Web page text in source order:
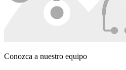
Conozca a nuestro equipo